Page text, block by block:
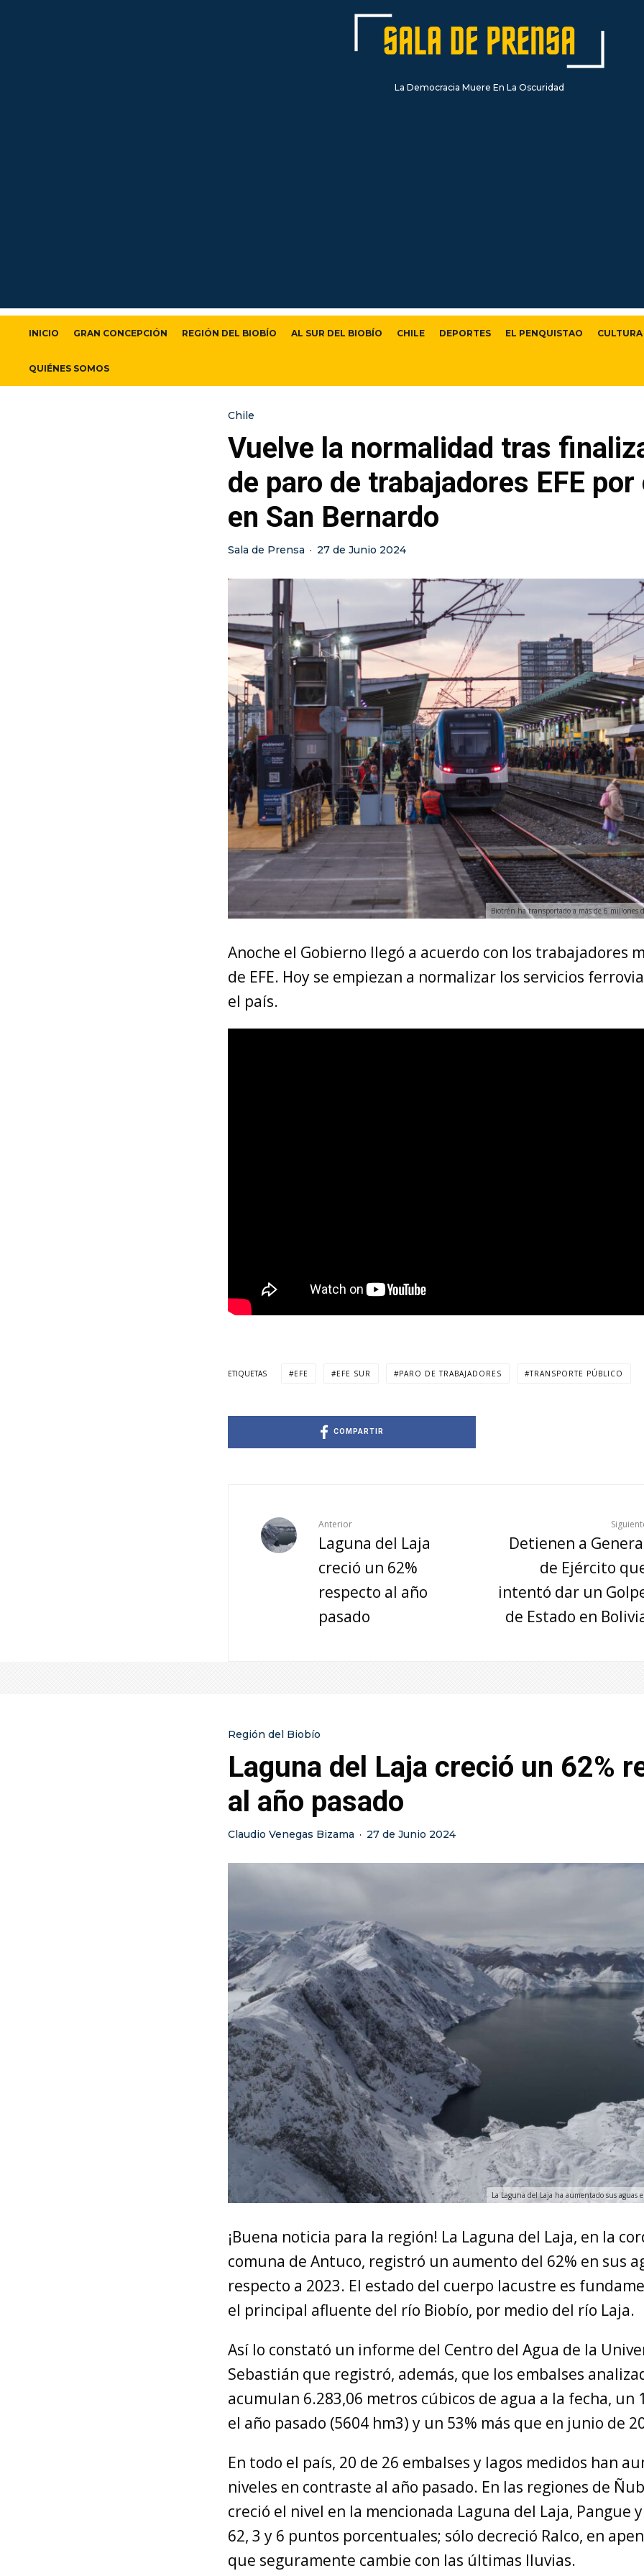
La Democracia Muere En La Oscuridad
INICIO GRAN CONCEPCIÓN REGIÓN DEL BIOBÍO AL SUR DEL BIOBÍO CHILE DEPORTES EL PENQUISTAO CULTURA
QUIÉNES SOMOS
Chile
Vuelve la normalidad tras
de paro de trabajadores EFE
en San Bernardo
Sala de Prensa · 27 de Junio 2024
Biotrén ha transportado a más de 6 millones
Anoche el Gobierno llegó a acuerdo con los trabajadores
de EFE. Hoy se empiezan a normalizar los servicios
el país.
ETIQUETAS EFE EFE SUR PARO DE TRABAJADORES TRANSPORTE PÚBLICO
COMPARTIR
Anterior
Laguna del Laja
creció un 62%
respecto al año
pasado
Detienen a
de Ejército
intentó dar un
de Estado en
Región del Biobío
Laguna del Laja creció un 62%
al año pasado
Claudio Venegas Bizama · 27 de Junio 2024
La Laguna del Laja ha aumentado sus
¡Buena noticia para la región! La Laguna del Laja, en la
comuna de Antuco, registró un aumento del 62% en sus
respecto a 2023. El estado del cuerpo lacustre es
el principal afluente del río Biobío, por medio del río Laja.
Así lo constató un informe del Centro del Agua de la
Sebastián que registró, además, que los embalses
acumulan 6.283,06 metros cúbicos de agua a la fecha, un
el año pasado (5604 hm3) y un 53% más que en junio de
En todo el país, 20 de 26 embalses y lagos medidos han
niveles en contraste al año pasado. En las regiones de
creció el nivel en la mencionada Laguna del Laja, Pangue
62, 3 y 6 puntos porcentuales; sólo decreció Ralco, en
que seguramente cambie con las últimas lluvias.